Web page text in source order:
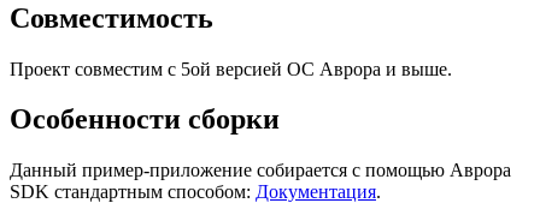
Совместимость
Проект совместим с 5ой версией ОС Аврора и выше.
Особенности сборки
Данный пример-приложение собирается с помощью Аврора
SDK стандартным способом: Документация.